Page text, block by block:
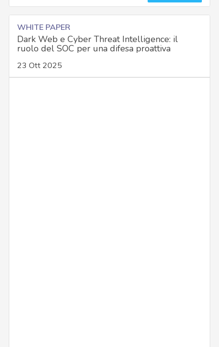
WHITE PAPER
Dark Web e Cyber Threat Intelligence: il
ruolo del SOC per una difesa proattiva
23 Ott 2025